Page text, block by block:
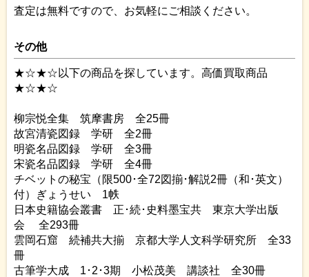
査定は無料ですので、お気軽にご相談ください。
その他
★☆★☆以下の商品を探しています。高価買取商品
★☆★☆
柳宗悦全集 筑摩書房 全25冊
故宮清瓷図録 学研 全2冊
明瓷名品図録 学研 全3冊
宋瓷名品図録 学研 全4冊
チベットの秘宝（限500･全72図揃･解説2冊（和･英文）
付）ぎょうせい 1帙
日本史籍協会叢書 正･続･史料墨宝共 東京大学出版
会 全293冊
雲岡石窟 続補共大揃 京都大学人文科学研究所 全33
冊
古筆学大成 1･2･3期 小松茂美 講談社 全30冊